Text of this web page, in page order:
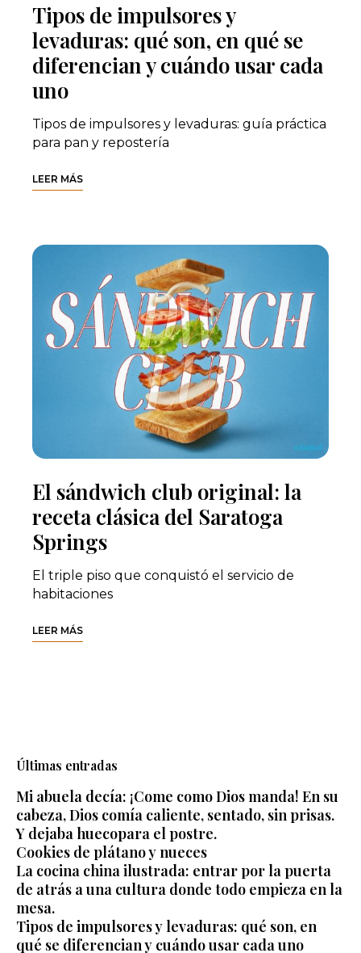
Tipos de impulsores y
levaduras: qué son, en qué se
diferencian y cuándo usar cada
uno
Tipos de impulsores y levaduras: guía práctica
para pan y repostería
LEER MÁS
El sándwich club original: la
receta clásica del Saratoga
Springs
El triple piso que conquistó el servicio de
habitaciones
LEER MÁS
Últimas entradas
Mi abuela decía: ¡Come como Dios manda! En su
cabeza, Dios comía caliente, sentado, sin prisas.
Y dejaba huecopara el postre.
Cookies de plátano y nueces
La cocina china ilustrada: entrar por la puerta
de atrás a una cultura donde todo empieza en la
mesa.
Tipos de impulsores y levaduras: qué son, en
qué se diferencian y cuándo usar cada uno